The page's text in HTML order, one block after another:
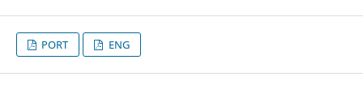
PORT ENG